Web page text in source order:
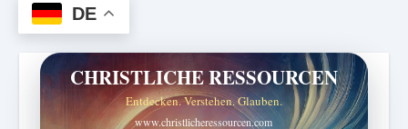
DE
CHRISTLICHE RESSOURCEN
Entdecken. Verstehen. Glauben.
www.christlicheressourcen.com